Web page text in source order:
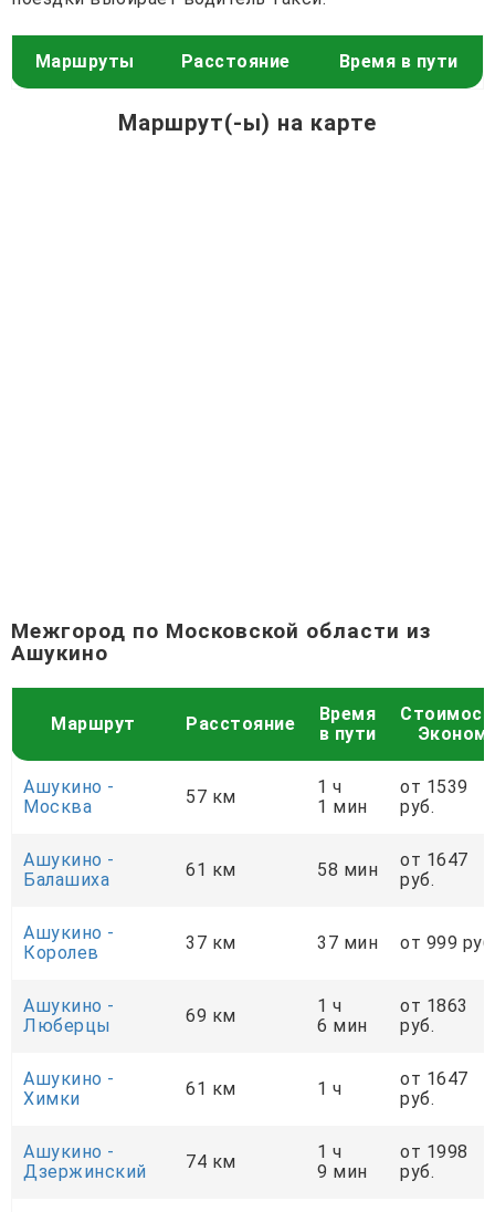
Маршруты Расстояние Время в пути
Маршрут(-ы) на карте
Межгород по Московской области из
Ашукино
Маршрут Расстояние
Время
в пути
Эконом
Ашукино -
Москва
57 км
1 ч
1 мин
от 1539
руб.
Ашукино -
Балашиха
61 км 58 мин
от 1647
руб.
Ашукино -
Королев
37 км 37 мин от 999
Ашукино -
Люберцы
69 км
1 ч
6 мин
от 1863
руб.
Ашукино -
Химки
61 км 1 ч
от 1647
руб.
Ашукино -
Дзержинский
74 км
1 ч
9 мин
от 1998
руб.